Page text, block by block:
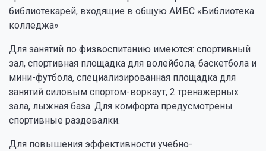
библиотекарей, входящие в общую АИБС «Библиотека
колледжа»
Для занятий по физвоспитанию имеются: спортивный
зал, спортивная площадка для волейбола, баскетбола и
мини-футбола, специализированная площадка для
занятий силовым спортом-воркаут, 2 тренажерных
зала, лыжная база. Для комфорта предусмотрены
спортивные раздевалки.
Для повышения эффективности учебно-